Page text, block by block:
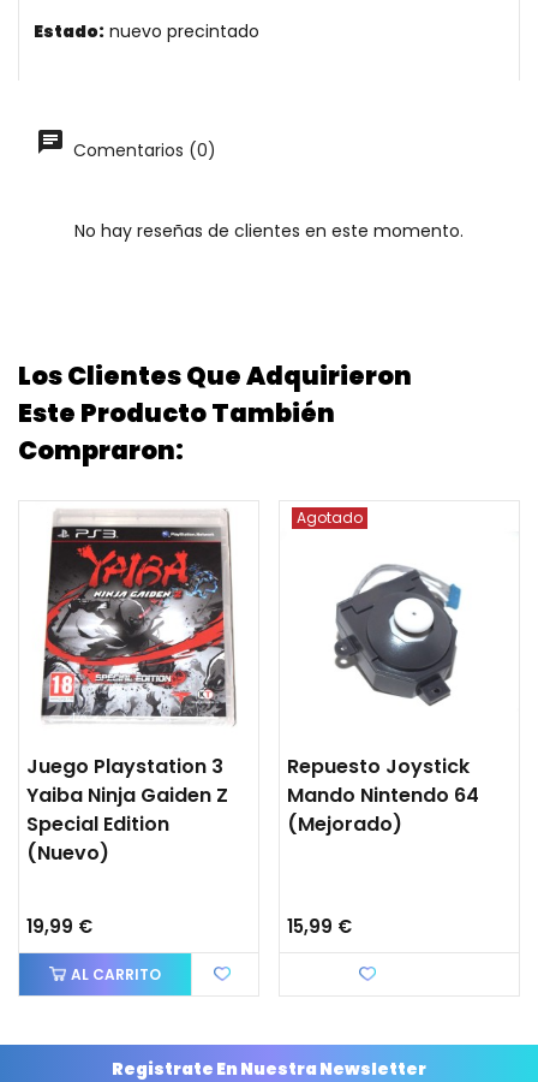
Estado: nuevo precintado
Comentarios (0)
No hay reseñas de clientes en este momento.
Los Clientes Que Adquirieron
Este Producto También
Compraron:
Juego Playstation 3
Yaiba Ninja Gaiden Z
Special Edition
(nuevo)
19,99 €
AL CARRITO
Agotado
Repuesto Joystick
Mando Nintendo 64
(mejorado)
15,99 €
Registrate En Nuestra Newsletter